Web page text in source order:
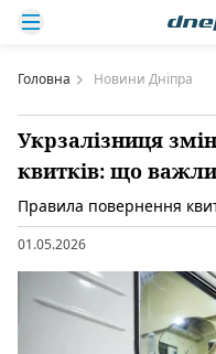
Головна Новини Дніпра
Укрзалізниця
квитків: що
Правила повернення
01.05.2026